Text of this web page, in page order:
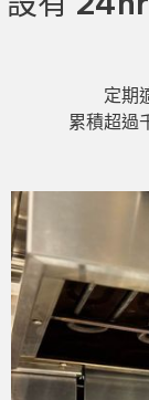
定期
累積超過